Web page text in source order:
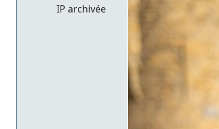
IP archivée